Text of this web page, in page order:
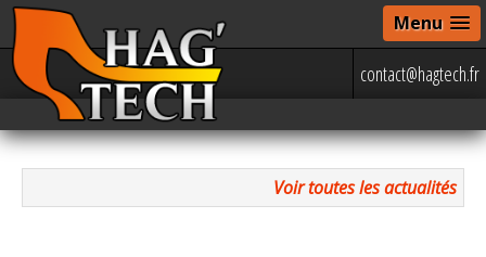
Menu
contact@hagtech.fr
Voir toutes les actualités